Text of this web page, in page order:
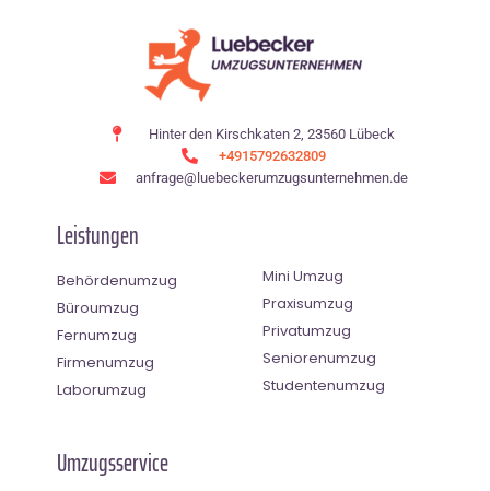
Hinter den Kirschkaten 2, 23560 Lübeck
+4915792632809
anfrage@luebeckerumzugsunternehmen.de
Leistungen
Behördenumzug
Büroumzug
Fernumzug
Firmenumzug
Laborumzug
Mini Umzug
Praxisumzug
Privatumzug
Seniorenumzug
Studentenumzug
Umzugsservice